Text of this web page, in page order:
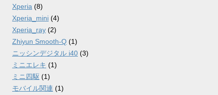
Xperia (8)
Xperia_mini (4)
Xperia_ray (2)
Zhiyun Smooth-Q (1)
ニッシンデジタル i40 (3)
ミニエレキ (1)
ミニ四駆 (1)
モバイル関連 (1)